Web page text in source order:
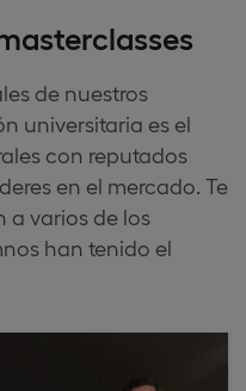
de nuestros
universitaria es el
con reputados
en el mercado. Te
a varios de los
han tenido el